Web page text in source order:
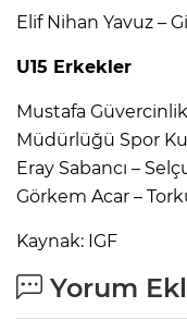
Elif Nihan Yavuz –
U15 Erkekler
Mustafa Güvercinlik
Müdürlüğü Spor
Eray Sabancı –
Görkem Acar –
Kaynak: IGF
Yorum